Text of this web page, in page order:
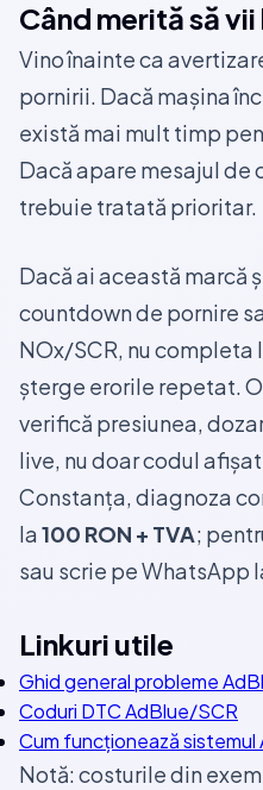
Când merită să
Vino înainte ca
pornirii. Dacă mașina
există mai mult timp
Dacă apare mesajul
trebuie tratată prioritar.
Dacă ai această marcă
countdown de pornire
NOx/SCR, nu completa
șterge erorile repetat.
verifică presiunea,
live, nu doar codul
Constanța, diagnoza
la100 RON + TVA;
sau scrie pe WhatsApp
Linkuri utile
Ghid general probleme
Coduri DTC AdBlue/SCR
Cum funcționează sistemul
Notă: costurile din